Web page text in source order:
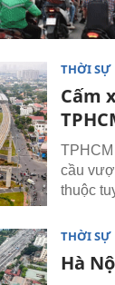
THỜI SỰ
Cấm
cầu
thuộc
THỜI SỰ
Hà